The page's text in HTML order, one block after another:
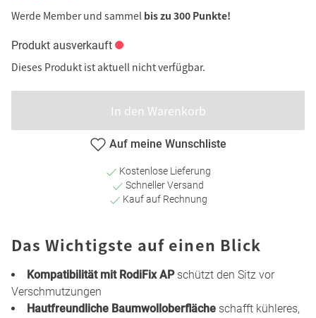
Werde Member und sammel bis zu 300 Punkte!
Produkt ausverkauft
Dieses Produkt ist aktuell nicht verfügbar.
In den Warenkorb
Auf meine Wunschliste
Kostenlose Lieferung
Schneller Versand
Kauf auf Rechnung
Das Wichtigste auf einen Blick
Kompatibilität mit RodiFix APschützt den Sitz vor
Verschmutzungen
Hautfreundliche Baumwolloberfläche schafft kühleres,